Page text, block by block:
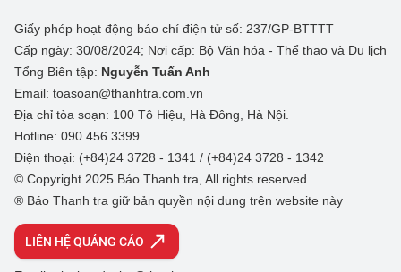
Giấy phép hoạt động báo chí điện tử số: 237/GP-BTTTT
Cấp ngày: 30/08/2024; Nơi cấp: Bộ Văn hóa - Thể thao và Du lịch
Tổng Biên tập: Nguyễn Tuấn Anh
Email: toasoan@thanhtra.com.vn
Địa chỉ tòa soạn: 100 Tô Hiệu, Hà Đông, Hà Nội.
Hotline: 090.456.3399
Điện thoại: (+84)24 3728 - 1341 / (+84)24 3728 - 1342
© Copyright 2025 Báo Thanh tra, All rights reserved
® Báo Thanh tra giữ bản quyền nội dung trên website này
LIÊN HỆ QUẢNG CÁO